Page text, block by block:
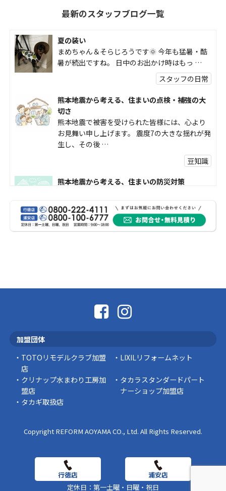
最新のスタッフブログ一覧
夏の装い
まめちゃん＆そらじろうです🌞 今年も猛暑・酷
暑が続出ですね。 日中のお出かけ時はもっ …
スタッフの日常
熊本地震から考える、住まいの点検・補強の大
切さ
熊本地震で被害を受けられた皆様には、心より
お見舞い申し上げます。 震度7の大きな揺れが発
生し、その後 …
豆知識
熊本地震から考える、住まいの防災対策
受けられた皆様に、心よりお見舞い申し上げま
す。 今回の地震 …
社長コラム
スタッフの日常
加盟団体
TOTOリモデルクラブ加盟
店
LIXILリフォームネット
クリナップ水まわり工房加
盟店
タカラスタンダードパート
ナーショップ加盟店
タカギ取扱店
Copyright REFORM AOYAMA CO., Ltd. All Rights Reserved.
定休日：第一土曜・日曜・祝日